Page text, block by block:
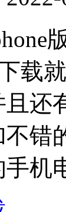
载
且还
不错
手机